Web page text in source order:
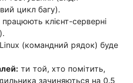
цикл багу).
клієнт-серверні
(командний рядок) буде
ти той, хто помітить,
зачиняються на 0.5